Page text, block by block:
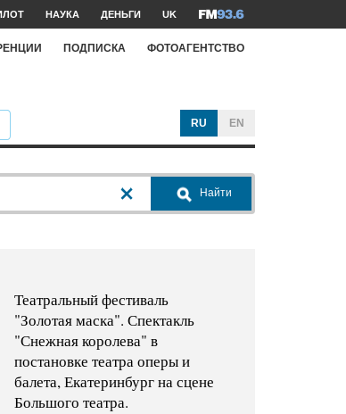
НАУКА ДЕНЬГИ UK
ПОДПИСКА ФОТОАГЕНТСТВО
RU EN
Найти
Театральный фестиваль
"Золотая маска". Спектакль
"Снежная королева" в
постановке театра оперы и
балета, Екатеринбург на сцене
Большого театра.